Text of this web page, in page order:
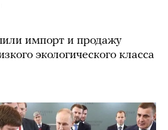
импорт и продажу
экологического класса